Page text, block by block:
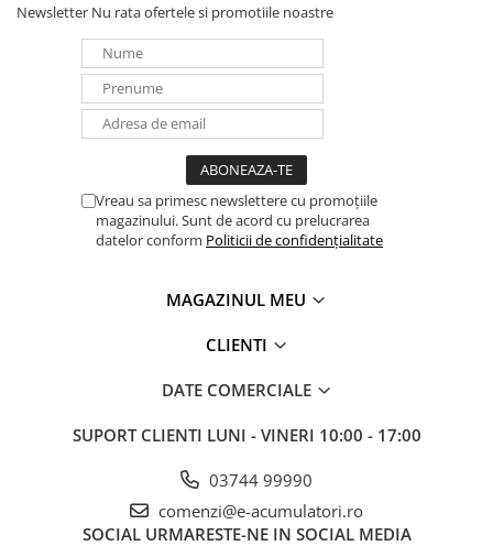
Newsletter Nu rata ofertele si promotiile noastre
Vreau sa primesc newslettere cu promoțiile
magazinului. Sunt de acord cu prelucrarea
datelor conform Politicii de confidențialitate
MAGAZINUL MEU
CLIENTI
DATE COMERCIALE
SUPORT CLIENTI LUNI - VINERI 10:00 - 17:00
03744 99990
comenzi@e-acumulatori.ro
SOCIAL URMARESTE-NE IN SOCIAL MEDIA